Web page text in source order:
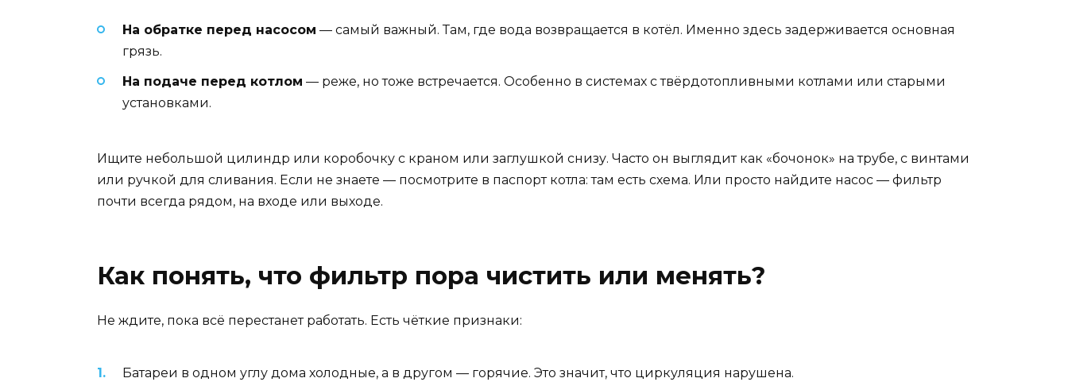
На обратке перед насосом — самый важный. Там, где вода возвращается в котёл. Именно здесь задерживается основная
грязь.
На подаче перед котлом — реже, но тоже встречается. Особенно в системах с твёрдотопливными котлами или старыми
установками.
Ищите небольшой цилиндр или коробочку с краном или заглушкой снизу. Часто он выглядит как «бочонок» на трубе, с винтами
или ручкой для сливания. Если не знаете — посмотрите в паспорт котла: там есть схема. Или просто найдите насос — фильтр
почти всегда рядом, на входе или выходе.
Как понять, что фильтр пора чистить или менять?
Не ждите, пока всё перестанет работать. Есть чёткие признаки:
Батареи в одном углу дома холодные, а в другом — горячие. Это значит, что циркуляция нарушена.